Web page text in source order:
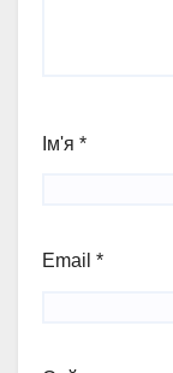
Ім'я *
Email *